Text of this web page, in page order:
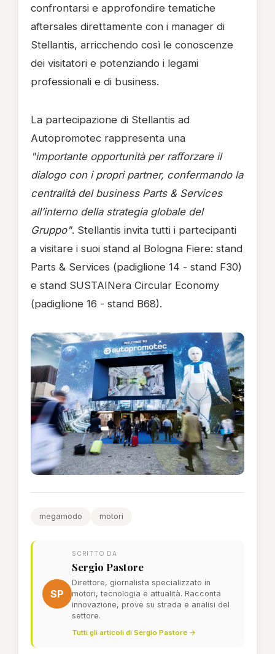
confrontarsi e approfondire tematiche
aftersales direttamente con i manager di
Stellantis, arricchendo così le conoscenze
dei visitatori e potenziando i legami
professionali e di business.
La partecipazione di Stellantis ad
Autopromotec rappresenta una
"importante opportunità per rafforzare il
dialogo con i propri partner, confermando la
centralità del business Parts & Services
all’interno della strategia globale del
Gruppo". Stellantis invita tutti i partecipanti
a visitare i suoi stand al Bologna Fiere: stand
Parts & Services (padiglione 14 - stand F30)
e stand SUSTAINera Circular Economy
(padiglione 16 - stand B68).
megamodo motori
SP
SCRITTO DA
Sergio Pastore
Direttore, giornalista specializzato in
motori, tecnologia e attualità. Racconta
innovazione, prove su strada e analisi del
settore.
Tutti gli articoli di Sergio Pastore →